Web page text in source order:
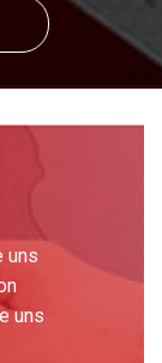
uns
uns